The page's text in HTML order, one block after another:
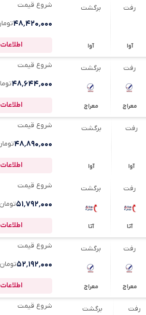
رفت برگشت شروع قیمت
رفت
آوا
برگشت
آوا
شروع قیمت
۴۸٬۸۹۰٬۰۰۰
رفت
معراج
برگشت
معراج
شروع قیمت
۵۲٬۱۹۲٬۰۰۰تومان
رفت
معراج
برگشت
معراج
شروع قیمت
۴۸٬۶۴۴٬۰۰۰
رفت
آتا
برگشت
آتا
شروع قیمت
۵۱٬۷۹۲٬۰۰۰تومان
رفت
آوا
برگشت
آوا
شروع قیمت
۴۸٬۴۲۰٬۰۰۰